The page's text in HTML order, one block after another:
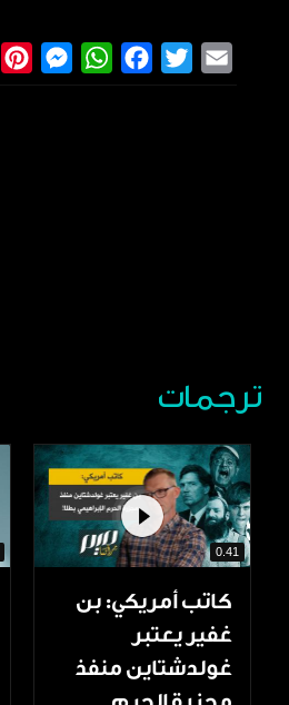
LinkedInPinterestMessengerWhatsAppFacebook
Twitter
ترجمات
0.41
كاتب أمريكي: بن
غفير يعتبر
غولدشتاين منفذ